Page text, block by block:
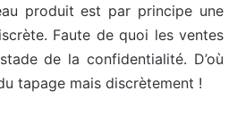
produit est par principe une
Faute de quoi les ventes
de la confidentialité. D’où
tapage mais discrètement !